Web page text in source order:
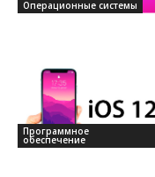
Операционные системы
Программное
обеспечение